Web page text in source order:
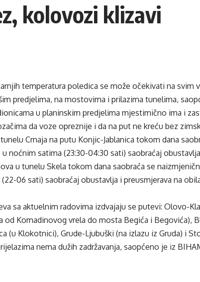
kolovozi klizavi
temperatura poledica se može očekivati na svim
predjelima, na mostovima i prilazima tunelima,
u planinskim predjelima mjestimično ima i
da voze opreznije i da na put ne kreću bez
Crnaja na putu Konjic-Jablanica tokom dana
noćnim satima (23:30-04:30 sati) saobraćaj
u tunelu Skela tokom dana saobraća se
06 sati) saobraćaj obustavlja i preusmjerava na
sa aktuelnim radovima izdvajaju se putevi: Olovo-
od Komadinovog vrela do mosta Begića i Begovića),
(u Klokotnici), Grude-Ljubuški (na izlazu iz Gruda) i
nema dužih zadržavanja, saopćeno je iz